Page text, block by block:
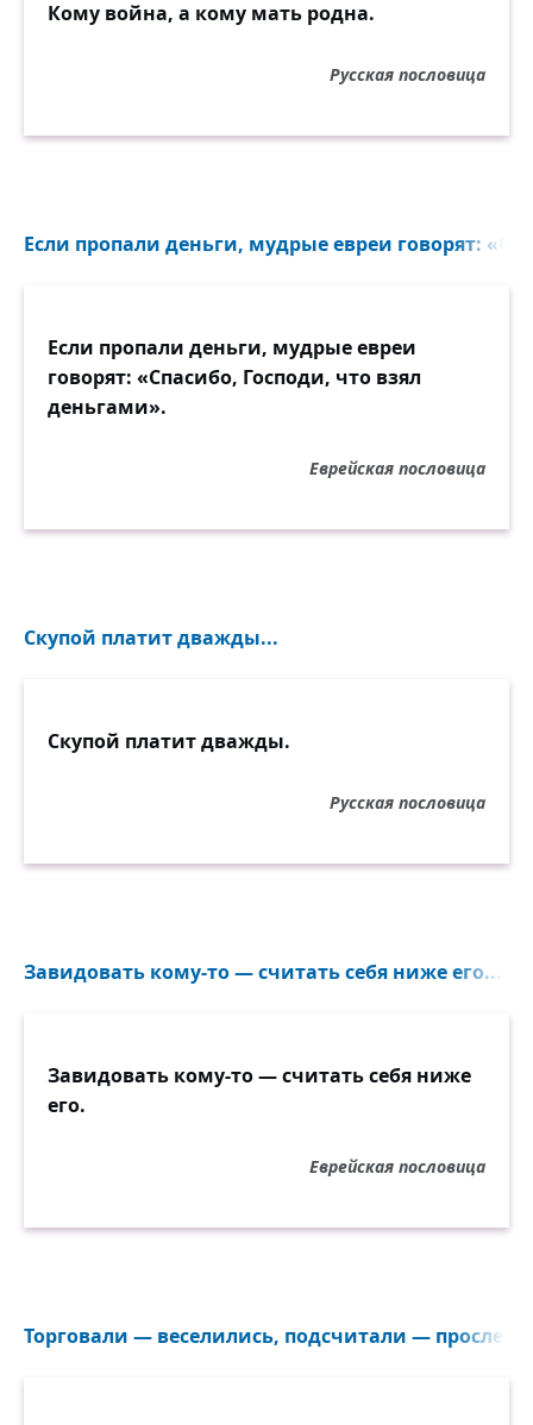
Кому война, а кому мать родна.
Русская пословица
Если пропали деньги, мудрые евреи говорят:
Если пропали деньги, мудрые евреи
говорят: «Спасибо, Господи, что взял
деньгами».
Еврейская пословица
Скупой платит дважды...
Скупой платит дважды.
Русская пословица
Завидовать кому-то — считать себя ниже его...
Завидовать кому-то — считать себя ниже
его.
Еврейская пословица
Торговали — веселились, подсчитали —